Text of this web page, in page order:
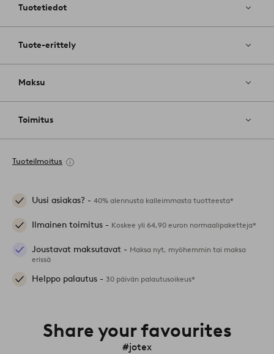
Tuotetiedot
Tuote-erittely
Maksu
Toimitus
Tuoteilmoitus
Uusi asiakas? - 40% alennusta kalleimmasta tuotteesta*
Ilmainen toimitus - Koskee yli 64,90 euron normaalipaketteja*
Joustavat maksutavat - Maksa nyt, myöhemmin tai maksa
erissä
Helppo palautus - 30 päivän palautusoikeus*
Share your favourites
#jotex